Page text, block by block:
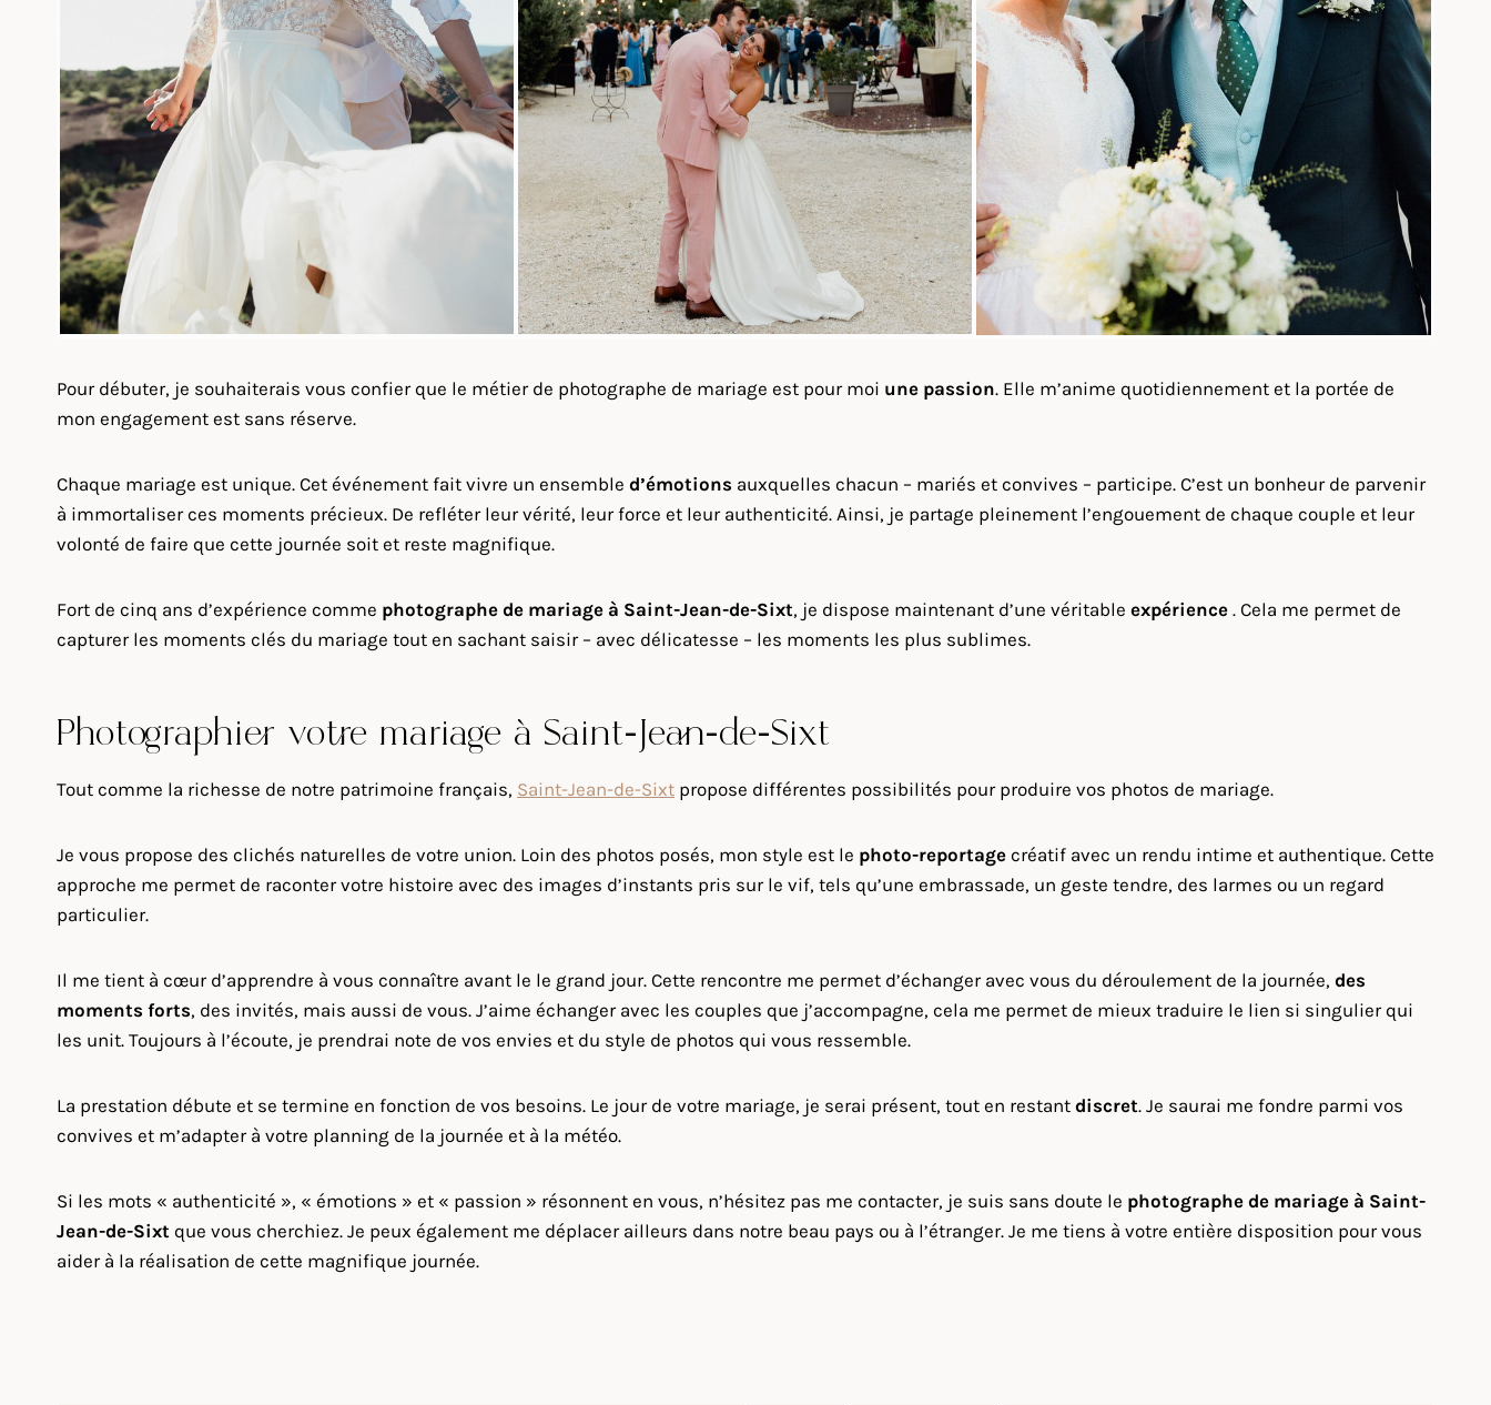
Pour débuter, je souhaiterais vous confier que le métier de photographe de mariage est pour moi une passion. Elle m’anime quotidiennement et la portée de
mon engagement est sans réserve.
Chaque mariage est unique. Cet événement fait vivre un ensemble d’émotions auxquelles chacun – mariés et convives – participe. C’est un bonheur de parvenir
à immortaliser ces moments précieux. De refléter leur vérité, leur force et leur authenticité. Ainsi, je partage pleinement l’engouement de chaque couple et leur
volonté de faire que cette journée soit et reste magnifique.
Fort de cinq ans d’expérience comme photographe de mariage à Saint-Jean-de-Sixt, je dispose maintenant d’une véritable expérience . Cela me permet de
capturer les moments clés du mariage tout en sachant saisir – avec délicatesse – les moments les plus sublimes.
Photographier votre mariage à Saint-Jean-de-Sixt
Tout comme la richesse de notre patrimoine français, Saint-Jean-de-Sixt propose différentes possibilités pour produire vos photos de mariage.
Je vous propose des clichés naturelles de votre union. Loin des photos posés, mon style est le photo-reportage créatif avec un rendu intime et authentique. Cette
approche me permet de raconter votre histoire avec des images d’instants pris sur le vif, tels qu’une embrassade, un geste tendre, des larmes ou un regard
particulier.
Il me tient à cœur d’apprendre à vous connaître avant le le grand jour. Cette rencontre me permet d’échanger avec vous du déroulement de la journée, des
moments forts, des invités, mais aussi de vous. J’aime échanger avec les couples que j’accompagne, cela me permet de mieux traduire le lien si singulier qui
les unit. Toujours à l’écoute, je prendrai note de vos envies et du style de photos qui vous ressemble.
La prestation débute et se termine en fonction de vos besoins. Le jour de votre mariage, je serai présent, tout en restant discret. Je saurai me fondre parmi vos
convives et m’adapter à votre planning de la journée et à la météo.
Si les mots « authenticité », « émotions » et « passion » résonnent en vous, n’hésitez pas me contacter, je suis sans doute le photographe de mariage à Saint-
Jean-de-Sixt que vous cherchiez. Je peux également me déplacer ailleurs dans notre beau pays ou à l’étranger. Je me tiens à votre entière disposition pour vous
aider à la réalisation de cette magnifique journée.